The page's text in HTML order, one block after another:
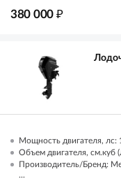
380 000 ₽
Мощность двигателя, лс:
Объем двигателя,
Производитель/Бренд:
...